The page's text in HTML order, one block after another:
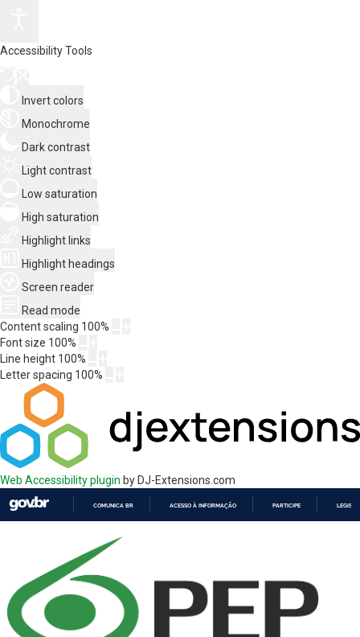
Accessibility Tools
Invert colors
Monochrome
Dark contrast
Light contrast
Low saturation
High saturation
Highlight links
Highlight headings
Screen reader
Read mode
Content scaling 100%
Font size 100%
Line height 100%
Letter spacing 100%
Web Accessibility plugin by DJ-Extensions.com
COMUNICA BR ACESSO À INFORMAÇÃO PARTICIPE